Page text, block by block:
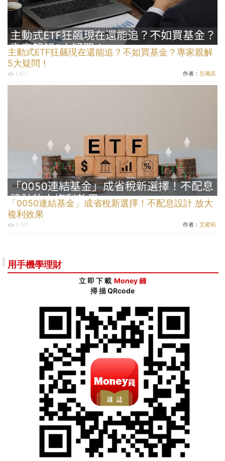
主動式ETF狂飆現在還能追？不如買基金？專家親解
5大疑問！
1,871 作者： 呂珮辰
「0050連結基金」成省稅新選擇！不配息設計 放大
複利效果
9,331 作者： 艾蜜莉
用手機學理財
立 即 下 載 Money 錢
掃 描 QRcode